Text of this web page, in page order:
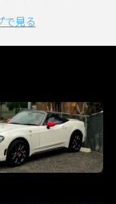
で見る